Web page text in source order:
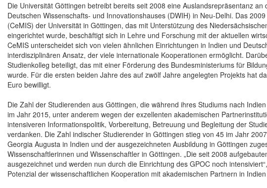
Die Universität Göttingen betreibt bereits seit 2008 eine Auslandsrepräsentanz
Deutschen Wissenschafts- und Innovationshauses (DWIH) in Neu-Delhi. Das
(CeMIS) der Universität in Göttingen, das mit Unterstützung des
eingerichtet wurde, beschäftigt sich in Lehre und Forschung mit der aktuellen
CeMIS unterscheidet sich von vielen ähnlichen Einrichtungen in Indien und
interdisziplinären Ansatz, der viele internationale Kooperationen ermöglicht.
Studienkolleg beteiligt, das mit einer Förderung des Bundesministeriums für
wurde. Für die ersten beiden Jahre des auf zwölf Jahre angelegten Projekts hat
Euro bewilligt.
Die Zahl der Studierenden aus Göttingen, die während ihres Studiums nach
im Jahr 2015, unter anderem wegen der exzellenten akademischen
intensiveren Informationspolitik, Vorbereitung, Betreuung und Begleitung der
verdanken. Die Zahl indischer Studierender in Göttingen stieg von 45 im Jahr
Georgia Augusta in Indien und der ausgezeichneten Ausbildung in Göttingen
Wissenschaftlerinnen und Wissenschaftler in Göttingen. „Die seit 2008
ausgezeichnet und werden nun durch die Einrichtung des GPOC noch
Potenzial der wissenschaftlichen Kooperation mit akademischen Partnern in